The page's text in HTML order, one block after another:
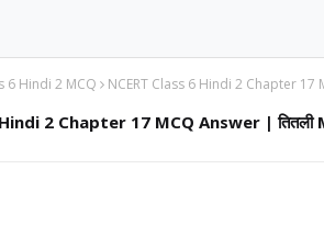
6 Hindi 2 MCQ NCERT Class 6 Hindi 2 Chapter 17
2 Chapter 17 MCQ Answer | तितली